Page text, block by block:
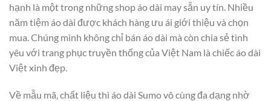
hạnh là một trong những shop áo dài may sẵn uy tín. Nhiều
năm tiệm áo dài được khách hàng ưu ái giới thiệu và chọn
mua. Chúng mình không chỉ bán áo dài mà còn chia sẻ tình
yêu với trang phục truyền thống của Việt Nam là chiếc áo dài
Việt xinh đẹp.
Về mẫu mã, chất liệu thì áo dài Sumo vô cùng đa dạng nhờ